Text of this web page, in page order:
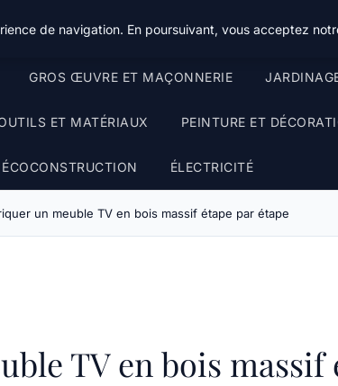
GROS ŒUVRE ET MAÇONNERIE
ET MATÉRIAUX PEINTURE ET
ÉCOCONSTRUCTION ÉLECTRICITÉ
un meuble TV en bois massif étape par étape
TV en bois massif
de navigation. En poursuivant, vous acceptez